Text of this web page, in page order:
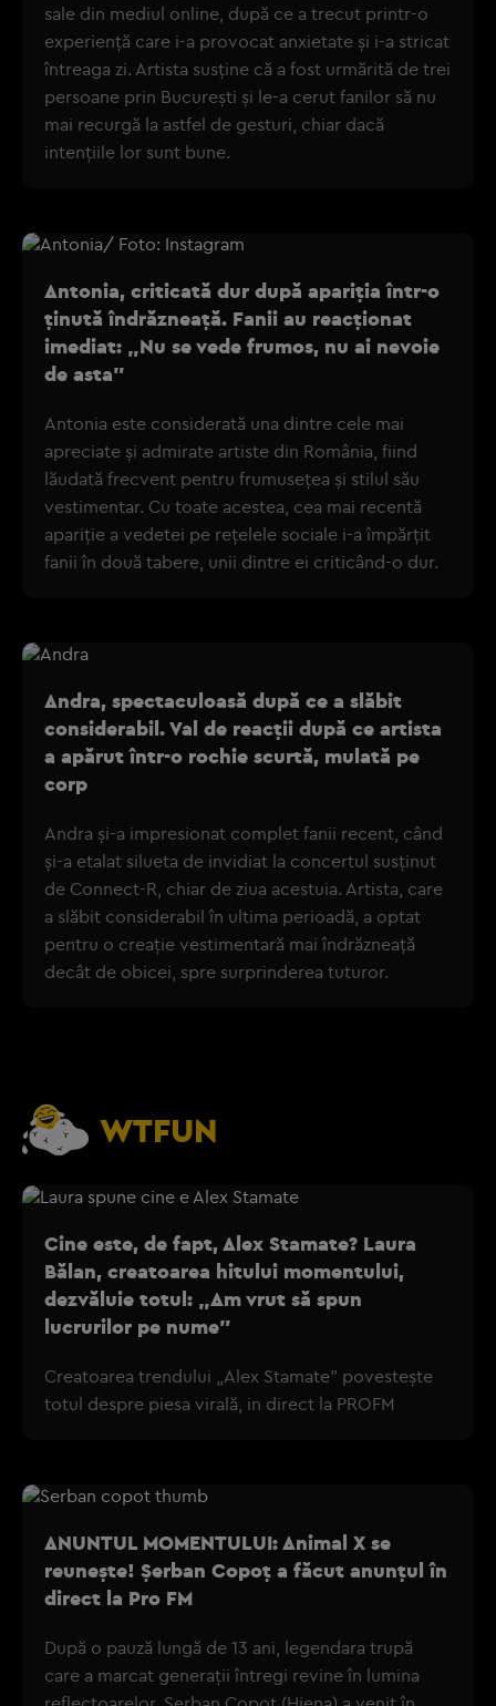
sale din mediul online, după ce a trecut printr-o
experiență care i-a provocat anxietate și i-a stricat
întreaga zi. Artista susține că a fost urmărită de trei
persoane prin București și le-a cerut fanilor să nu
mai recurgă la astfel de gesturi, chiar dacă
intențiile lor sunt bune.
Antonia, criticată dur după apariția într-o
ținută îndrăzneață. Fanii au reacționat
imediat: „Nu se vede frumos, nu ai nevoie
de asta”
Antonia este considerată una dintre cele mai
apreciate și admirate artiste din România, fiind
lăudată frecvent pentru frumusețea și stilul său
vestimentar. Cu toate acestea, cea mai recentă
apariție a vedetei pe rețelele sociale i-a împărțit
fanii în două tabere, unii dintre ei criticând-o dur.
Andra, spectaculoasă după ce a slăbit
considerabil. Val de reacții după ce artista
a apărut într-o rochie scurtă, mulată pe
corp
Andra și-a impresionat complet fanii recent, când
și-a etalat silueta de invidiat la concertul susținut
de Connect-R, chiar de ziua acestuia. Artista, care
a slăbit considerabil în ultima perioadă, a optat
pentru o creație vestimentară mai îndrăzneață
decât de obicei, spre surprinderea tuturor.
WTFUN
Cine este, de fapt, Alex Stamate? Laura
Bălan, creatoarea hitului momentului,
dezvăluie totul: „Am vrut să spun
lucrurilor pe nume”
Creatoarea trendului „Alex Stamate” povestește
totul despre piesa virală, in direct la PROFM
ANUNTUL MOMENTULUI: Animal X se
reunește! Șerban Copoț a făcut anunțul în
direct la Pro FM
După o pauză lungă de 13 ani, legendara trupă
care a marcat generații întregi revine în lumina